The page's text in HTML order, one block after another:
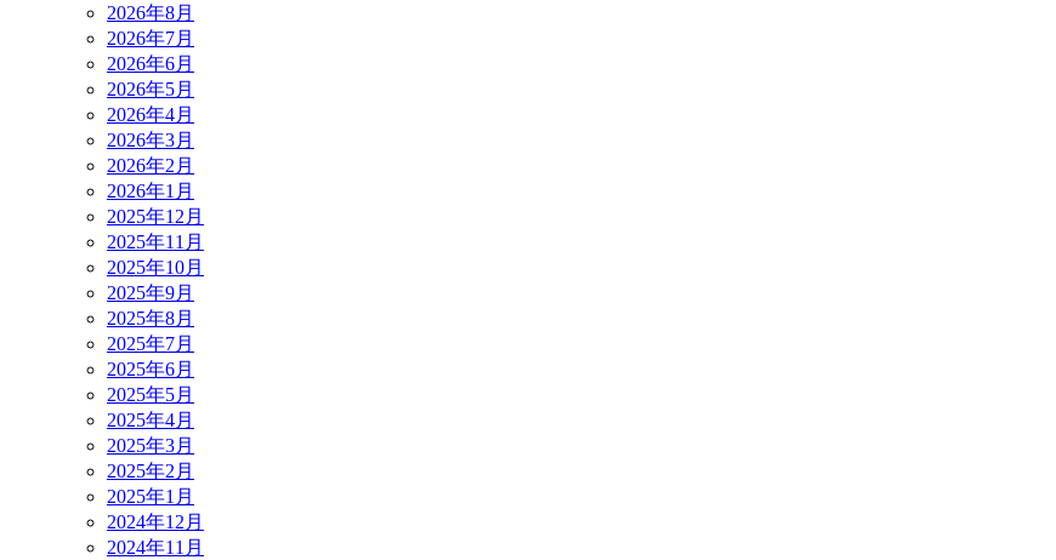
2026年8月
2026年7月
2026年6月
2026年5月
2026年4月
2026年3月
2026年2月
2026年1月
2025年12月
2025年11月
2025年10月
2025年9月
2025年8月
2025年7月
2025年6月
2025年5月
2025年4月
2025年3月
2025年2月
2025年1月
2024年12月
2024年11月